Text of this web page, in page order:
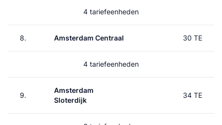
4 tariefeenheden
8. Amsterdam Centraal 30 TE
4 tariefeenheden
9.
Amsterdam
Sloterdijk
34 TE